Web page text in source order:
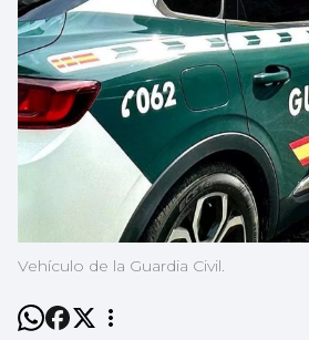
Vehículo de la Guardia Civil.